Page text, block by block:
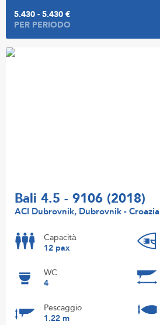
5.430 - 5.430 €
PER PERIODO
Bali 4.5 - 9106 (2018)
ACI Dubrovnik, Dubrovnik - Croazia
Capacità
12 pax
WC
4
Pescaggio
1.22 m